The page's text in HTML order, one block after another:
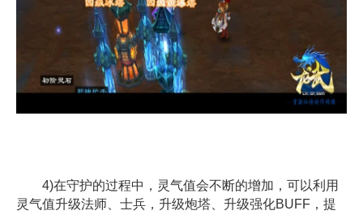
4)在守护的过程中，灵气值会不断的增加，可以利用
灵气值升级法师、士兵，升级炮塔、升级强化BUFF，提